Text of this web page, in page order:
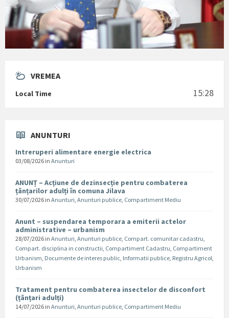
VREMEA
Local Time 15:28
ANUNTURI
Intreruperi alimentare energie electrica
03/08/2026 in Anunturi
ANUNȚ – Acțiune de dezinsecție pentru combaterea
țânțarilor adulți în comuna Jilava
30/07/2026 in Anunturi, Anunturi publice, Compartiment Mediu
Anunt – suspendarea temporara a emiterii actelor
administrative – urbanism
28/07/2026 in Anunturi, Anunturi publice, Compart. comunitar cadastru,
Compart. disciplina in constructii, Compartiment Cadastru, Compartiment
Urbanism, Documente de interes public, Informatii publice, Registru Agricol,
Urbanism
Tratament pentru combaterea insectelor de disconfort
(țânțari adulți)
14/07/2026 in Anunturi, Anunturi publice, Compartiment Mediu